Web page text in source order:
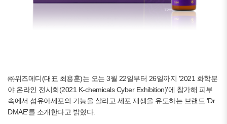
㈜위즈메디(대표 최용훈)는 오는 3월 22일부터 26일까지 '2021 화학분
야 온라인 전시회(2021 K-chemicals Cyber Exhibition)'에 참가해 피부
속에서 섬유아세포의 기능을 살리고 세포 재생을 유도하는 브랜드 'Dr.
DMAE'를 소개한다고 밝혔다.